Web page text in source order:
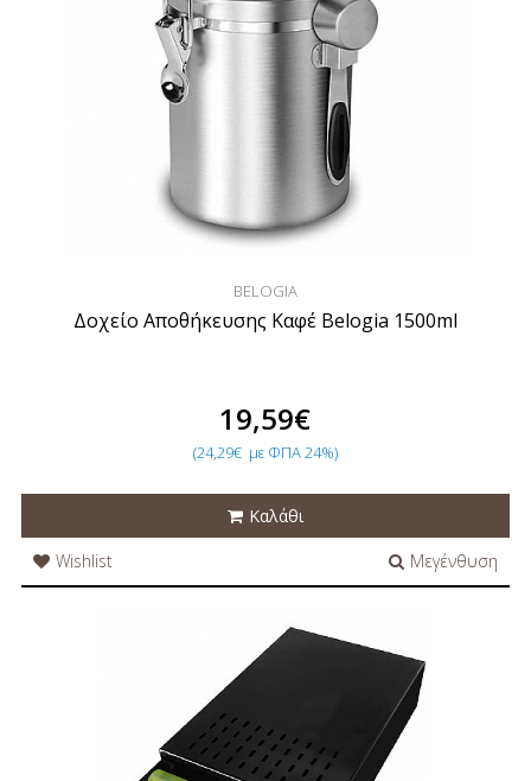
BELOGIA
Δοχείο Αποθήκευσης Καφέ Belogia 1500ml
19,59€
(24,29€ με ΦΠΑ 24%)
Καλάθι
Wishlist
Μεγένθυση